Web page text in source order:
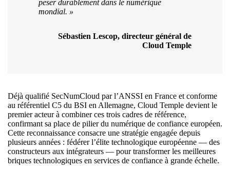
peser durablement dans le numérique
mondial. »
Sébastien Lescop, directeur général de
Cloud Temple
Déjà qualifié SecNumCloud par l’ANSSI en France et conforme
au référentiel C5 du BSI en Allemagne, Cloud Temple devient le
premier acteur à combiner ces trois cadres de référence,
confirmant sa place de pilier du numérique de confiance européen.
Cette reconnaissance consacre une stratégie engagée depuis
plusieurs années : fédérer l’élite technologique européenne — des
constructeurs aux intégrateurs — pour transformer les meilleures
briques technologiques en services de confiance à grande échelle.